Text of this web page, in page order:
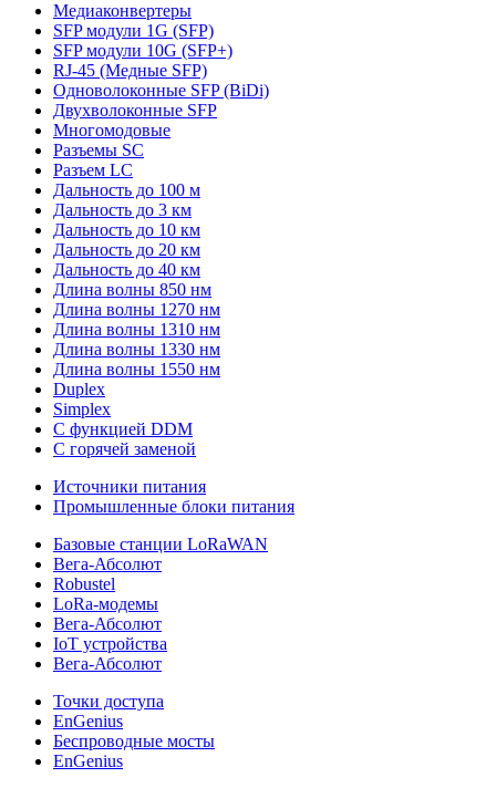
Медиаконвертеры
SFP модули 1G (SFP)
SFP модули 10G (SFP+)
RJ-45 (Медные SFP)
Одноволоконные SFP (BiDi)
Двухволоконные SFP
Многомодовые
Разъемы SC
Разъем LC
Дальность до 100 м
Дальность до 3 км
Дальность до 10 км
Дальность до 20 км
Дальность до 40 км
Длина волны 850 нм
Длина волны 1270 нм
Длина волны 1310 нм
Длина волны 1330 нм
Длина волны 1550 нм
Duplex
Simplex
С функцией DDM
С горячей заменой
Источники питания
Промышленные блоки питания
Базовые станции LoRaWAN
Вега-Абсолют
Robustel
LoRa-модемы
Вега-Абсолют
IoT устройства
Вега-Абсолют
Точки доступа
EnGenius
Беспроводные мосты
EnGenius